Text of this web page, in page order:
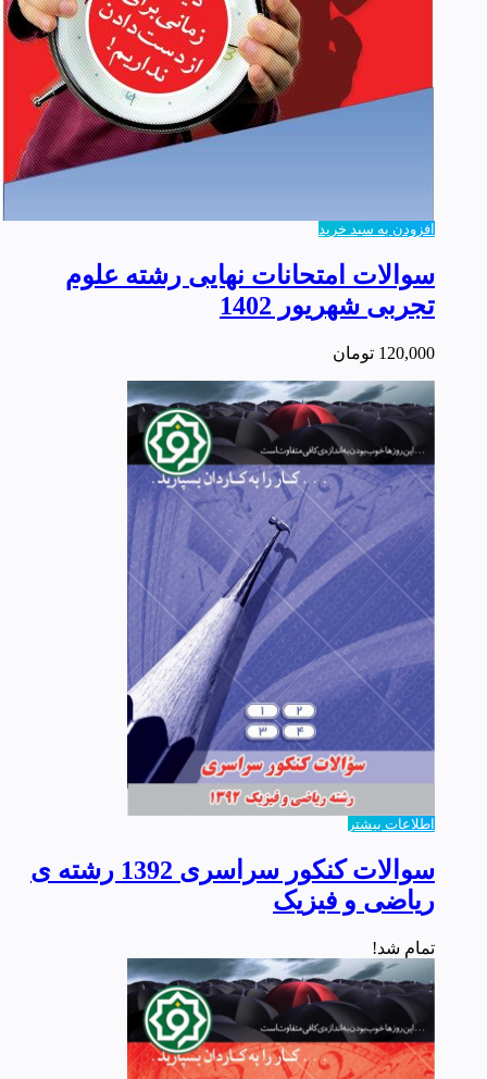
افزودن به سبد خرید
سوالات امتحانات نهایی رشته علوم
تجربی شهریور 1402
120,000 تومان
اطلاعات بیشتر
سوالات کنکور سراسری 1392 رشته ی
ریاضی و فیزیک
تمام شد!